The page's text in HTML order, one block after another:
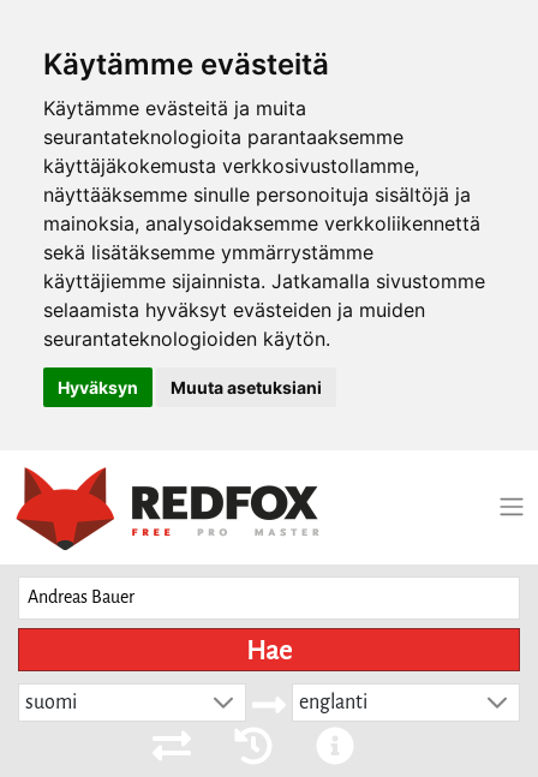
Käytämme evästeitä
Käytämme evästeitä ja muita
seurantateknologioita parantaaksemme
käyttäjäkokemusta verkkosivustollamme,
näyttääksemme sinulle personoituja sisältöjä ja
mainoksia, analysoidaksemme verkkoliikennettä
sekä lisätäksemme ymmärrystämme
käyttäjiemme sijainnista. Jatkamalla sivustomme
selaamista hyväksyt evästeiden ja muiden
seurantateknologioiden käytön.
Hyväksyn Muuta asetuksiani
Hae
suomi englanti